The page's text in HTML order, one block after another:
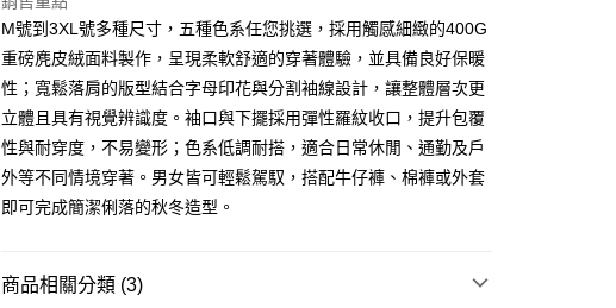
每筆NT$80，滿NT$1,000(含以上)免運費
7-11取貨付款
每筆NT$80，滿NT$1,000(含以上)免運費
付款後7-11取貨
每筆NT$80，滿NT$1,000(含以上)免運費
M號到3XL號多種尺寸，五種色系任您挑選，採用觸感細緻的400G
重磅麂皮絨面料製作，呈現柔軟舒適的穿著體驗，並具備良好保暖
性；寬鬆落肩的版型結合字母印花與分割袖線設計，讓整體層次更
立體且具有視覺辨識度。袖口與下擺採用彈性羅紋收口，提升包覆
性與耐穿度，不易變形；色系低調耐搭，適合日常休閒、通勤及戶
外等不同情境穿著。男女皆可輕鬆駕馭，搭配牛仔褲、棉褲或外套
即可完成簡潔俐落的秋冬造型。
商品相關分類 (3)